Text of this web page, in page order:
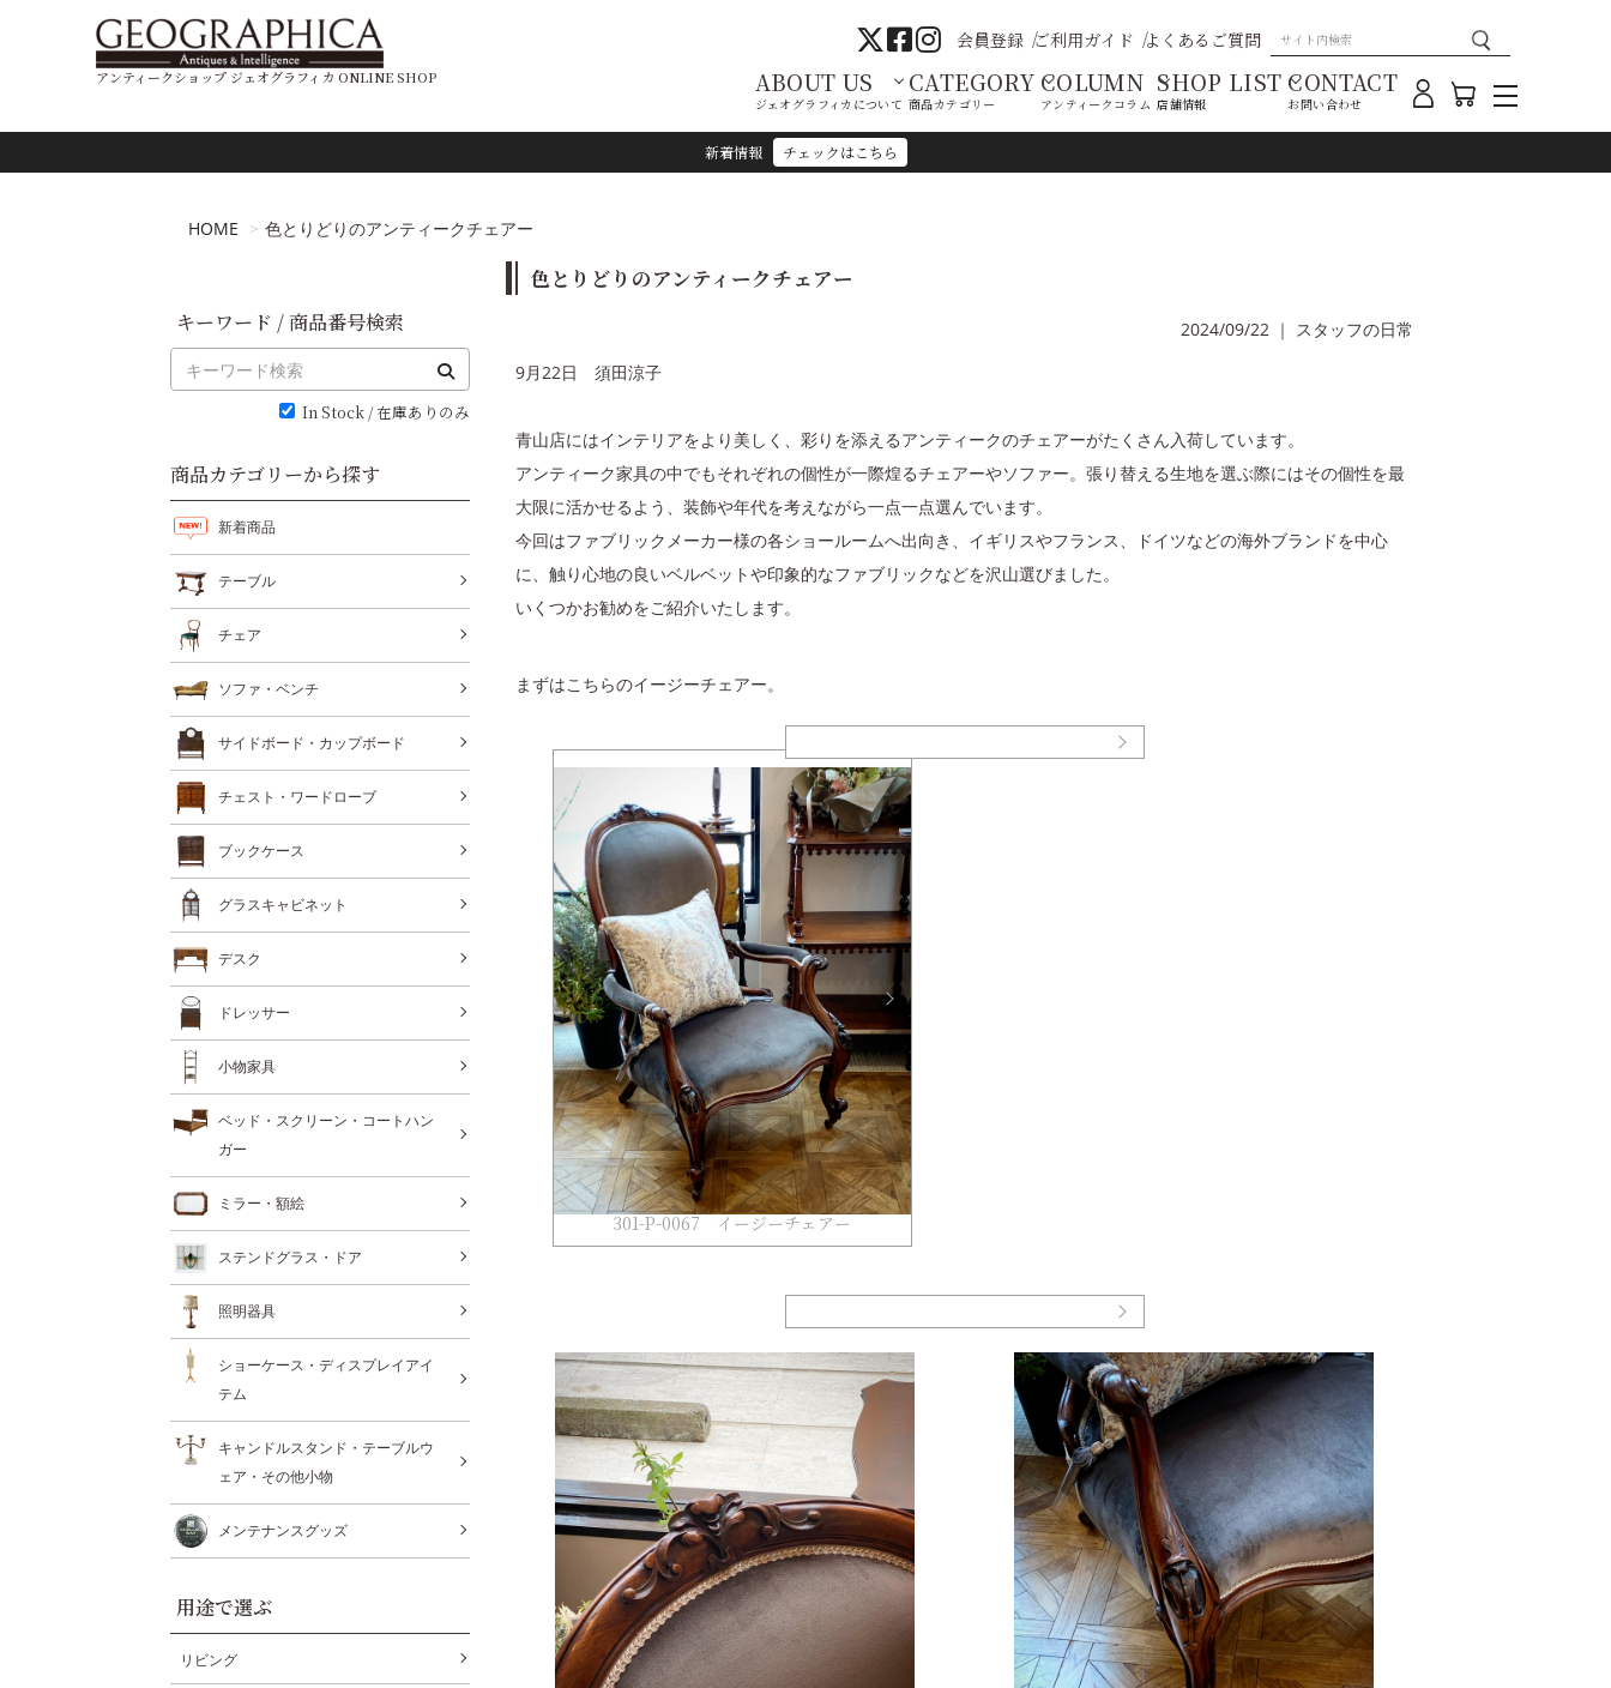
新着情報 チェックはこちら
アンティークショップ ジェオグラフィカ ONLINE SHOP
会員登録 ご利用ガイド よくあるご質問
ABOUT US
ジェオグラフィカについて
CATEGORY
商品カテゴリー
COLUMN
アンティークコラム
SHOP LIST
店舗情報
CONTACT
お問い合わせ
HOME 色とりどりのアンティークチェアー
色とりどりのアンティークチェアー
2024/09/22 ｜ スタッフの日常
9月22日 須田涼子
青山店にはインテリアをより美しく、彩りを添えるアンティークのチェアーがたくさん入荷しています。
アンティーク家具の中でもそれぞれの個性が一際煌るチェアーやソファー。張り替える生地を選ぶ際にはその個性を最
大限に活かせるよう、装飾や年代を考えながら一点一点選んでいます。
今回はファブリックメーカー様の各ショールームへ出向き、イギリスやフランス、ドイツなどの海外ブランドを中心
に、触り心地の良いベルベットや印象的なファブリックなどを沢山選びました。
いくつかお勧めをご紹介いたします。
まずはこちらのイージーチェアー。
301-P-0067 イージーチェアー
キーワード / 商品番号検索
In Stock / 在庫ありのみ
商品カテゴリーから探す
新着商品
テーブル
チェア
ソファ・ベンチ
サイドボード・カップボード
チェスト・ワードローブ
ブックケース
グラスキャビネット
デスク
ドレッサー
小物家具
ベッド・スクリーン・コートハン
ガー
ミラー・額絵
ステンドグラス・ドア
照明器具
ショーケース・ディスプレイアイ
テム
キャンドルスタンド・テーブルウ
ェア・その他小物
メンテナンスグッズ
用途で選ぶ
リビング